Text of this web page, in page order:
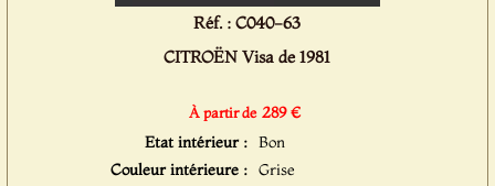
Réf. : C040-63
CITROËN Visa de 1981
À partir de 289 €
Etat intérieur : Bon
Couleur intérieure : Grise